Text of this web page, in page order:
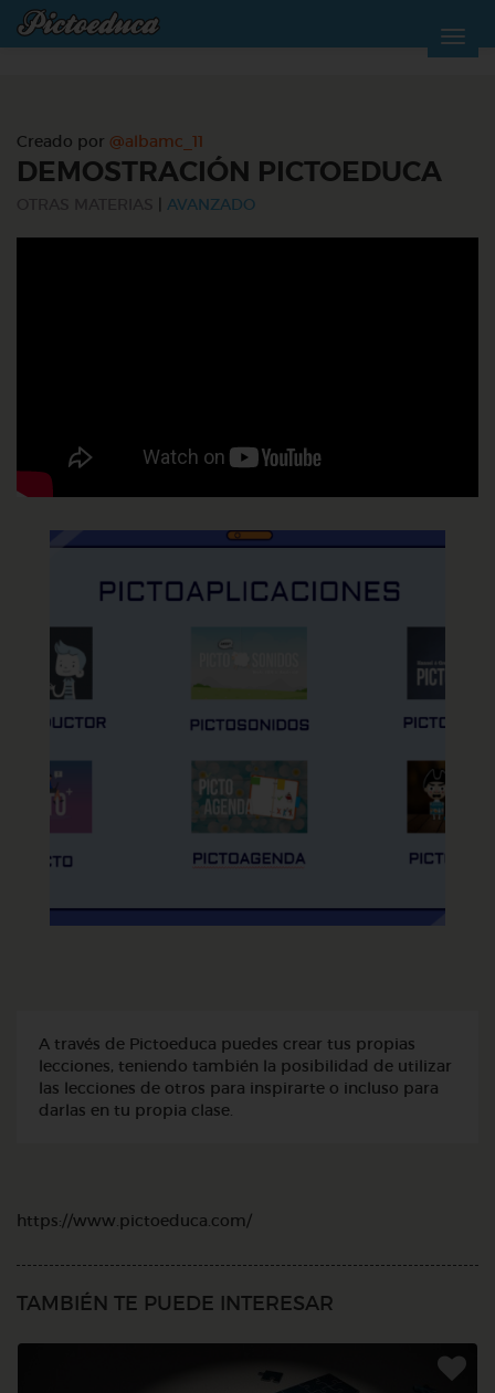
Creado por @albamc_11
DEMOSTRACIÓN PICTOEDUCA
AVANZADO
A través de Pictoeduca puedes crear tus propias
lecciones, teniendo también la posibilidad de utilizar
las lecciones de otros para inspirarte o incluso para
darlas en tu propia clase.
https://www.pictoeduca.com/
TAMBIÉN TE PUEDE INTERESAR